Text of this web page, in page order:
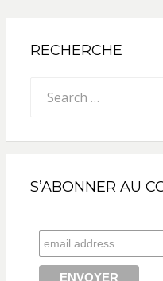
RECHERCHE
for:
S’ABONNER AU